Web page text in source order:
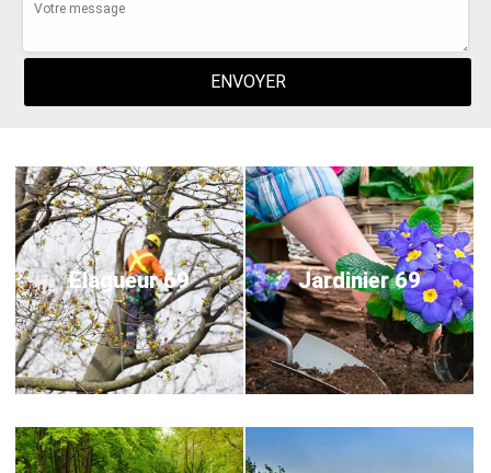
Elagueur 69 Jardinier 69